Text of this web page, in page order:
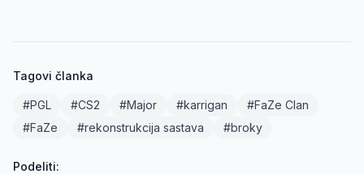
Tagovi članka
#PGL #CS2 #Major #karrigan
#FaZe Clan
#FaZe
#rekonstrukcija sastava #broky
Podeliti: